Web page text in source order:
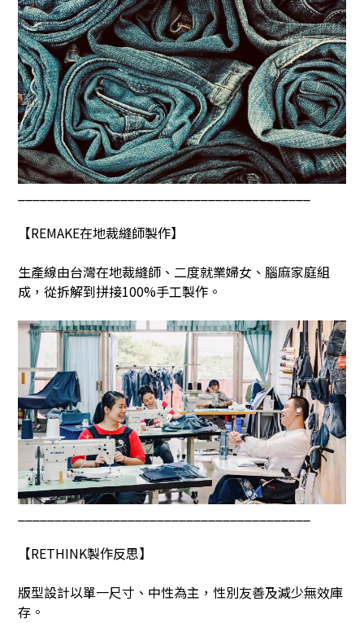
【REMAKE在地裁縫師製作】
生產線由台灣在地裁縫師、二度就業婦女、腦麻家庭組
成，從拆解到拼接100%手工製作。
【RETHINK製作反思】
版型設計以單一尺寸、中性為主，性別友善及減少無效庫
存。